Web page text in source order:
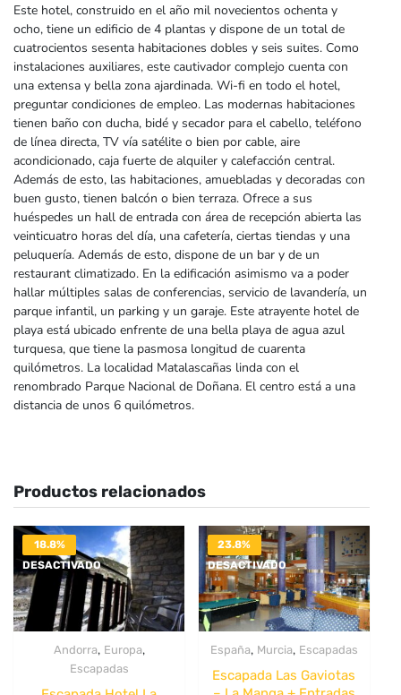
Este hotel, construido en el año mil novecientos ochenta y
ocho, tiene un edificio de 4 plantas y dispone de un total de
cuatrocientos sesenta habitaciones dobles y seis suites. Como
instalaciones auxiliares, este cautivador complejo cuenta con
una extensa y bella zona ajardinada. Wi-fi en todo el hotel,
preguntar condiciones de empleo. Las modernas habitaciones
tienen baño con ducha, bidé y secador para el cabello, teléfono
de línea directa, TV vía satélite o bien por cable, aire
acondicionado, caja fuerte de alquiler y calefacción central.
Además de esto, las habitaciones, amuebladas y decoradas con
buen gusto, tienen balcón o bien terraza. Ofrece a sus
huéspedes un hall de entrada con área de recepción abierta las
veinticuatro horas del día, una cafetería, ciertas tiendas y una
peluquería. Además de esto, dispone de un bar y de un
restaurant climatizado. En la edificación asimismo va a poder
hallar múltiples salas de conferencias, servicio de lavandería, un
parque infantil, un parking y un garaje. Este atrayente hotel de
playa está ubicado enfrente de una bella playa de agua azul
turquesa, que tiene la pasmosa longitud de cuarenta
quilómetros. La localidad Matalascañas linda con el
renombrado Parque Nacional de Doñana. El centro está a una
distancia de unos 6 quilómetros.
Productos relacionados
18.8%
DESACTIVADO
Andorra, Europa,
Escapadas
23.8%
DESACTIVADO
España, Murcia, Escapadas
Escapada Las Gaviotas